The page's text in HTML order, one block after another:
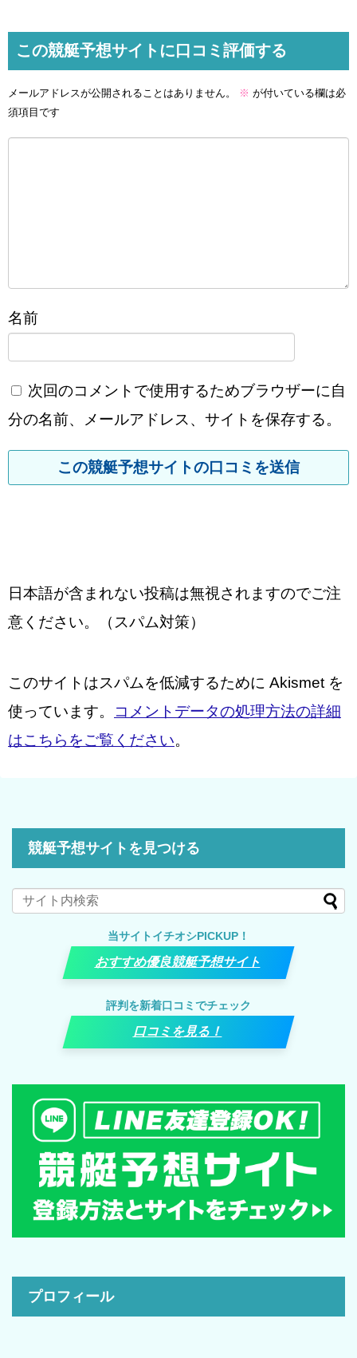
この競艇予想サイトに口コミ評価する
メールアドレスが公開されることはありません。 ※ が付いている欄は必
須項目です
名前
次回のコメントで使用するためブラウザーに自
分の名前、メールアドレス、サイトを保存する。
日本語が含まれない投稿は無視されますのでご注
意ください。（スパム対策）
このサイトはスパムを低減するために Akismet を
使っています。
コメントデータの処理方法の詳細
はこちらをご覧ください。
競艇予想サイトを見つける
当サイトイチオシPICKUP！
おすすめ優良競艇予想サイト
評判を新着口コミでチェック
口コミを見る！
プロフィール